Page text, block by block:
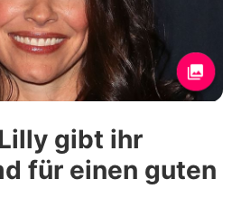
Lifestyle
& Liebe
Exklusiv
auf Promiflash
gibt ihr
für einen guten